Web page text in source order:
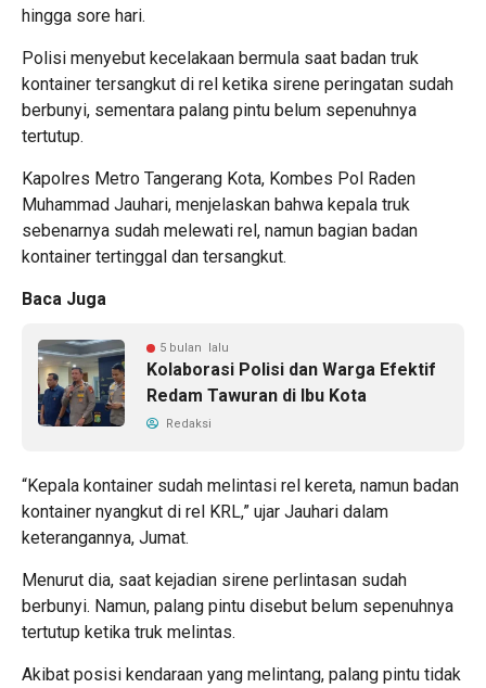
hingga sore hari.
Polisi menyebut kecelakaan bermula saat badan truk
kontainer tersangkut di rel ketika sirene peringatan sudah
berbunyi, sementara palang pintu belum sepenuhnya
tertutup.
Kapolres Metro Tangerang Kota, Kombes Pol Raden
Muhammad Jauhari, menjelaskan bahwa kepala truk
sebenarnya sudah melewati rel, namun bagian badan
kontainer tertinggal dan tersangkut.
Baca Juga
5 bulan lalu
Kolaborasi Polisi dan Warga Efektif
Redam Tawuran di Ibu Kota
Redaksi
“Kepala kontainer sudah melintasi rel kereta, namun badan
kontainer nyangkut di rel KRL,” ujar Jauhari dalam
keterangannya, Jumat.
Menurut dia, saat kejadian sirene perlintasan sudah
berbunyi. Namun, palang pintu disebut belum sepenuhnya
tertutup ketika truk melintas.
Akibat posisi kendaraan yang melintang, palang pintu tidak